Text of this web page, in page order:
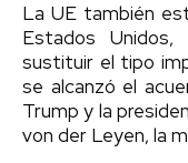
La UE también
Estados
sustituir el tipo
se alcanzó el
Trump y la
von der Leyen, la